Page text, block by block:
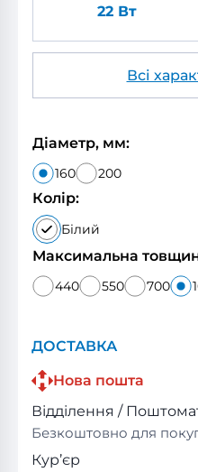
22 Вт
Всі
Діаметр, мм:
160 200
Колір:
Білий
Максимальна
440 550 700
ДОСТАВКА
Нова пошта
Відділення /
Безкоштовно для
Кур’єр